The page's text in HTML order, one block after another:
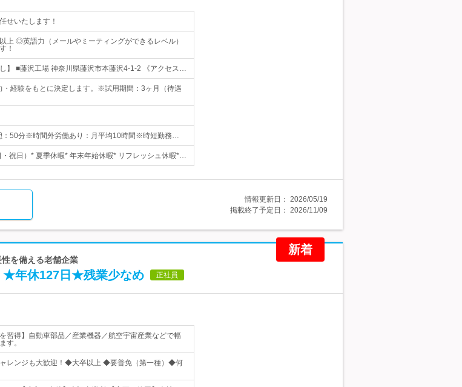
せいたします！
上 ◎英語力（メールやミーティングができるレベル）
！
】 ■藤沢工場 神奈川県藤沢市本藤沢4-1-2 《アクセス…
経験をもとに決定します。※試用期間：3ヶ月（待遇
50分※時間外労働あり：月平均10時間※時短勤務…
祝日）* 夏季休暇* 年末年始休暇* リフレッシュ休暇*…
情報更新日： 2026/05/19
掲載終了予定日： 2026/11/09
新着
を備える老舗企業
★年休127日★残業少なめ 正社員
習得】自動車部品／産業機器／航空宇宙産業などで幅
す。
ャレンジも大歓迎！◆大卒以上 ◆要普免（第一種）◆何